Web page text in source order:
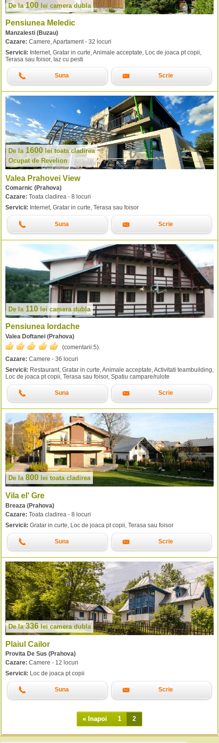
De la100 lei camera dubla
Pensiunea Meledic
Manzalesti (Buzau)
Cazare: Camere, Apartament - 32 locuri
Servicii: Internet, Gratar in curte, Animale acceptate, Loc de joaca pt copii,
Terasa sau foisor, Iaz cu pesti
Suna Scrie
De la 1600 lei toata cladirea
Ocupat de Revelion
Valea Prahovei View
Comarnic (Prahova)
Cazare: Toata cladirea - 8 locuri
Servicii: Internet, Gratar in curte, Terasa sau foisor
Suna Scrie
De la 110 lei camera dubla
Pensiunea Iordache
Valea Doftanei (Prahova)
(comentarii:5).
Cazare: Camere - 36 locuri
Servicii: Restaurant, Gratar in curte, Animale acceptate, Activitati teambuilding,
Loc de joaca pt copii, Terasa sau foisor, Spatiu campare/rulote
Suna Scrie
De la 800 lei toata cladirea
Vila el' Gre
Breaza (Prahova)
Cazare: Toata cladirea - 8 locuri
Servicii: Gratar in curte, Loc de joaca pt copii, Terasa sau foisor
Suna Scrie
De la336 lei camera dubla
Plaiul Cailor
Provita De Sus (Prahova)
Cazare: Camere - 12 locuri
Servicii: Loc de joaca pt copii
Suna Scrie
« Inapoi 1 2